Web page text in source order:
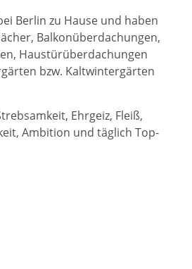
Berlin zu Hause und haben
Balkonüberdachungen,
Haustürüberdachungen
bzw. Kaltwintergärten
Ehrgeiz, Fleiß,
Ambition und täglich Top-